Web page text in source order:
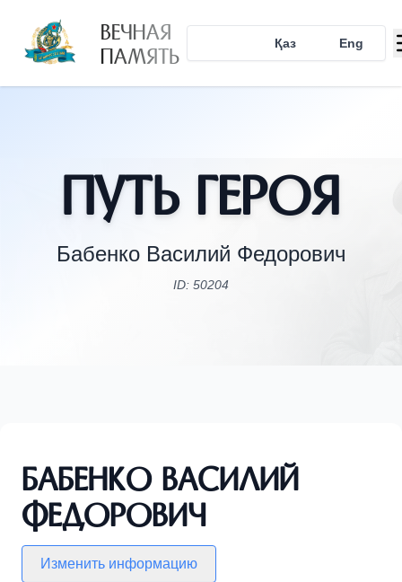
ВЕЧНАЯ
ПАМЯТЬ Қаз Eng
Путь Героя
Бабенко Василий Федорович
ID: 50204
Бабенко Василий
Федорович
Изменить информацию